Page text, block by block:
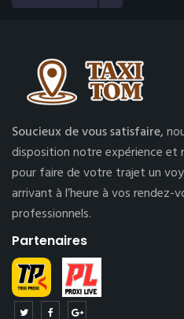
Soucieux de vous satisfaire,
disposition notre expérience et
pour faire de votre trajet un
arrivant à l’heure à vos rendez-
professionnels.
Partenaires